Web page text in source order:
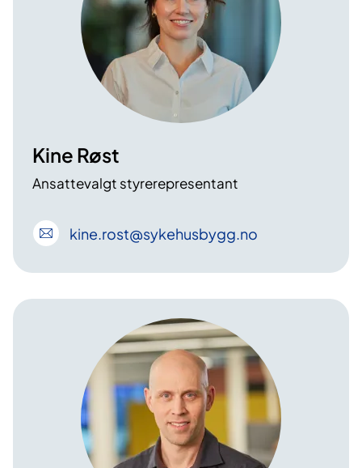
Kine Røst
Ansattevalgt styrerepresentant
kine .rost@sykehusbygg .no